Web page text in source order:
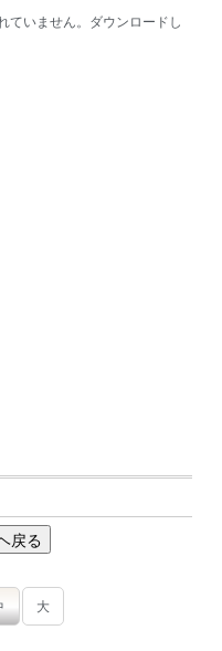
ていません。ダウンロードし
大